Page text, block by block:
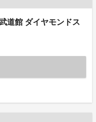
道館 ダイヤモンドス